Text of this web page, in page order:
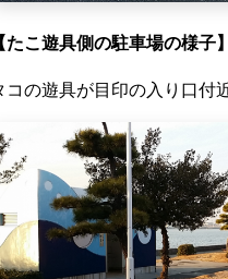
たこ遊具側の駐車場の様子】
コの遊具が目印の入り口付